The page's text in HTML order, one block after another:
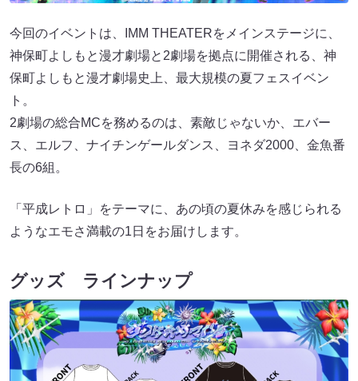
今回のイベントは、IMM THEATERをメインステージに、
神保町よしもと漫才劇場と2劇場を拠点に開催される、神
保町よしもと漫才劇場史上、最大規模の夏フェスイベン
ト。
2劇場の総合MCを務めるのは、素敵じゃないか、エバー
ス、エルフ、ナイチンゲールダンス、ヨネダ2000、金魚番
長の6組。
「平成レトロ」をテーマに、あの頃の夏休みを感じられる
ようなエモさ満載の1⽇をお届けします。
グッズ ラインナップ